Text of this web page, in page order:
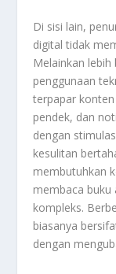
Di sisi lain,
digital tidak
Melainkan
penggunaan
terpapar
pendek, dan
dengan
kesulitan
membutuhkan
membaca buku
kompleks.
biasanya
dengan